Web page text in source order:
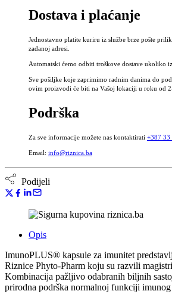
kapsula
količina
Dostava i plaćanje
Jednostavno platite kuriru iz službe brze pošte
zadanoj adresi.
Automatski ćemo odbiti troškove dostave ukoliko
Sve pošiljke koje zaprimimo radnim danima do
ovim proizvodi će biti na Vašoj lokaciji u roku od
Podrška
Za sve informacije možete nas kontaktirati +387 33
Email: info@riznica.ba
Podijeli
Opis
ImunoPLUS® kapsule za imunitet
Riznice Phyto-Pharm koju su razvili
Kombinacija pažljivo odabranih biljnih
prirodna podrška normalnoj funkciji imunog